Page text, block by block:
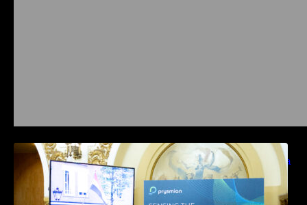
Prysmian aduce la COMM26 tehnologii de
sensing si Digital Energy pentru monitorizarea
in timp real a infrastrucrutilor critice